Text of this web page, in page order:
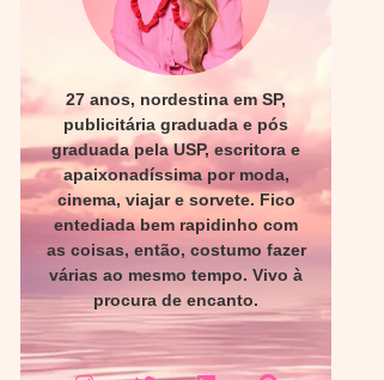
27 anos, nordestina em SP,
publicitária graduada e pós
graduada pela USP, escritora e
apaixonadíssima por moda,
cinema, viajar e sorvete. Fico
entediada bem rapidinho com
as coisas, então, costumo fazer
várias ao mesmo tempo. Vivo à
procura de encanto.